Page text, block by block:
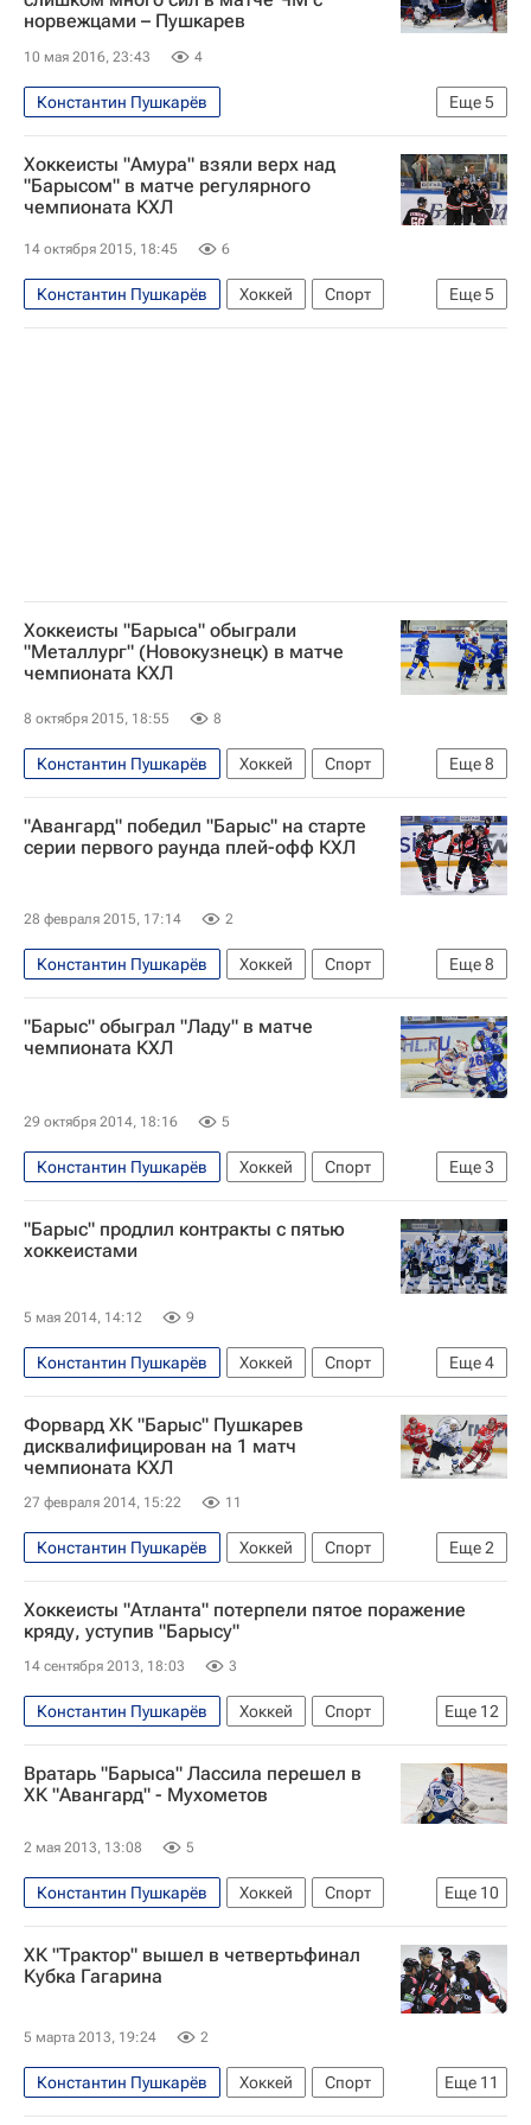
Роман Старченко Алексей Симаков
норвежцами – Пушкарев
10 мая 2016, 23:43 4
Еще5
Константин Пушкарёв
Чемпионат мира по хоккею 2016
Хоккей
Спорт
Чемпионат мира по хоккею
Казахстан
Хоккеисты "Амура" взяли верх над
"Барысом" в матче регулярного
чемпионата КХЛ
14 октября 2015, 18:45 6
Еще5
Константин Пушкарёв Хоккей
Спорт
КХЛ 2025-2026
Амур
Барыс
Хоккеисты "Барыса" обыграли
"Металлург" (Новокузнецк) в матче
чемпионата КХЛ
8 октября 2015, 18:55 8
Еще8
Константин Пушкарёв Хоккей
Спорт
КХЛ 2025-2026
Металлург (Новокузнецк)
Барыс
Марк Скутар
Майк Ландин
Роберт Коусал
"Авангард" победил "Барыс" на старте
серии первого раунда плей-офф КХЛ
28 февраля 2015, 17:14 2
Еще8
Константин Пушкарёв Хоккей
Спорт
КХЛ 2025-2026
Барыс
Авангард
Вадим Хомицкий
Александр Пережогин
"Барыс" обыграл "Ладу" в матче
чемпионата КХЛ
29 октября 2014, 18:16 5
Еще3
Константин Пушкарёв Хоккей
Спорт
КХЛ 2025-2026
Барыс Виталий Шулаков
"Барыс" продлил контракты с пятью
хоккеистами
5 мая 2014, 14:12 9
Еще4
Константин Пушкарёв Хоккей
Спорт
КХЛ 2025-2026
Барыс
Михаил Рахманов
Андрей Гаврилин
Форвард ХК "Барыс" Пушкарев
дисквалифицирован на 1 матч
чемпионата КХЛ
27 февраля 2014, 15:22 11
Еще2
Константин Пушкарёв Хоккей
Спорт
Мультимедийный спортивный пакет
Барыс
Хоккеисты "Атланта" потерпели пятое поражение
кряду, уступив "Барысу"
14 сентября 2013, 18:03 3
Еще 12
Константин Пушкарёв Хоккей
Спорт
Мультимедийный спортивный пакет
КХЛ 2025-2026
Барыс
Атлант
Евгений Блохин
Роман Старченко
Найджел Доус
Фёдор Полищук
Игорь Радулов
Рафаэль Батыршин
Вратарь "Барыса" Лассила перешел в
ХК "Авангард" - Мухометов
2 мая 2013, 13:08 5
Еще 10
Константин Пушкарёв Хоккей
Спорт
Ильдар Мухометов
Трансферное окно в КХЛ
КХЛ 2025-2026
Торпедо
Барыс
Теему Лассила
Вадим Краснослободцев
ХК "Трактор" вышел в четвертьфинал
Кубка Гагарина
5 марта 2013, 19:24 2
Еще 11
Константин Пушкарёв Хоккей
Спорт
Мультимедийный спортивный пакет